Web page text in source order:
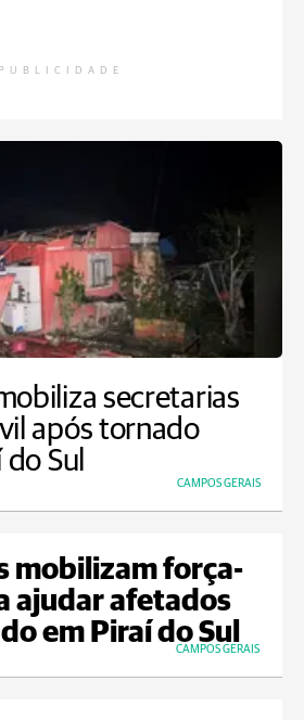
PUBLICIDADE
secretarias
após tornado
Sul
CAMPOS GERAIS
mobilizam força-
ajudar afetados
em Piraí do Sul
CAMPOS GERAIS